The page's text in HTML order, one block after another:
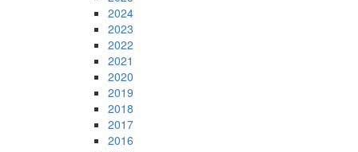
2024
2023
2022
2021
2020
2019
2018
2017
2016